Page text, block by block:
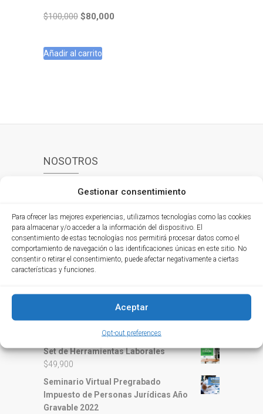
Gestionar consentimiento
Para ofrecer las mejores experiencias, utilizamos tecnologías como las cookies
para almacenar y/o acceder a la información del dispositivo. El
consentimiento de estas tecnologías nos permitirá procesar datos como el
comportamiento de navegación o las identificaciones únicas en este sitio. No
consentir o retirar el consentimiento, puede afectar negativamente a ciertas
características y funciones.
Aceptar
Opt-out preferences
$100,000 El
era:
$80,000
Añadir al carrito
NOSOTROS
Asesoramos en áreas administrativas,
educación a las organizaciones y a las
personas; a través de un personal capacitado y
un servicio integral que orienta y brinda soporte.
PRODUCTOS
Seminario en Vivo Información
Exógena Año Gravable 2022
Set de Herramientas Laborales
$49,900
Seminario Virtual Pregrabado
Impuesto de Personas Jurídicas Año
Gravable 2022